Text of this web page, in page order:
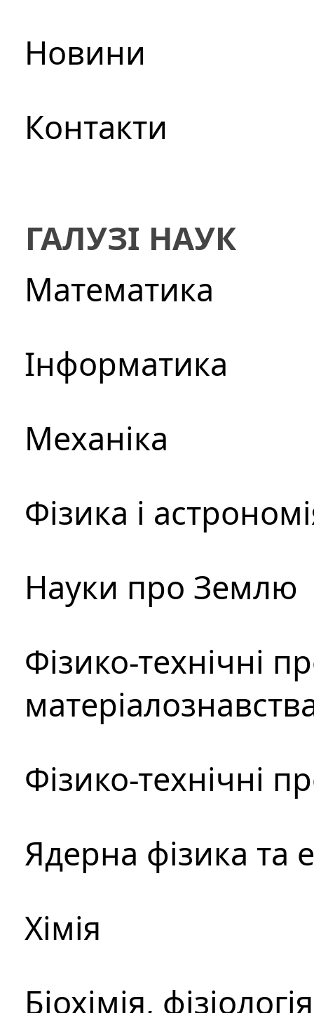
Новини
Контакти
ГАЛУЗІ НАУК
Математика
Інформатика
Механіка
Фізика і
Науки про Землю
Фізико-технічні
Фізико-технічні
Ядерна фізика та
Хімія
Біохімія,